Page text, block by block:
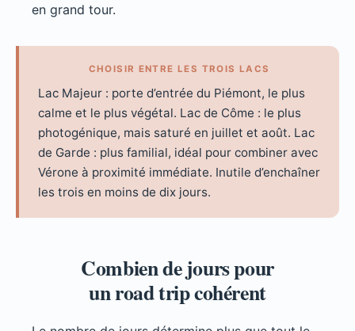
en grand tour.
CHOISIR ENTRE LES TROIS LACS
Lac Majeur : porte d’entrée du Piémont, le plus
calme et le plus végétal. Lac de Côme : le plus
photogénique, mais saturé en juillet et août. Lac
de Garde : plus familial, idéal pour combiner avec
Vérone à proximité immédiate. Inutile d’enchaîner
les trois en moins de dix jours.
Combien de jours pour
un road trip cohérent